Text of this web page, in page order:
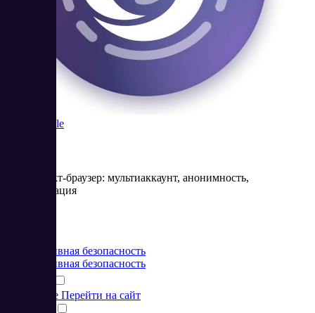
Undetectable
Антидетект-браузер: мультиаккаунт, анонимность,
автоматизация
Корпоративная безопасность
Корпоративная безопасность
Подробнее Перейти на сайт